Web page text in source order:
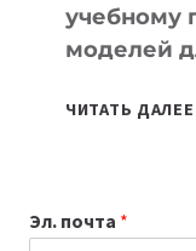
учебному
моделей
ЧИТАТЬ ДАЛЕЕ
Эл. почта *